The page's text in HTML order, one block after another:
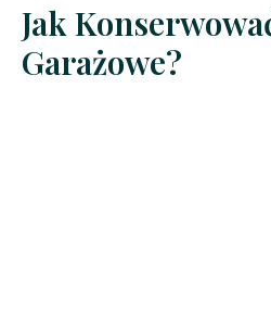
Jak
Garażowe?